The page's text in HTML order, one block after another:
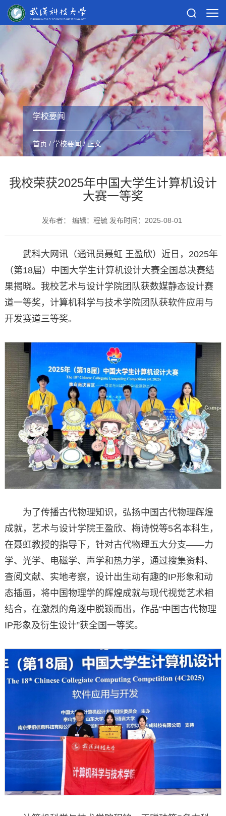
学校要闻
首页 / 学校要闻/ 正文
我校荣获2025年中国大学生计算机设计
大赛一等奖
发布者： 编辑：程毓 发布时间：2025-08-01
武科大网讯（通讯员聂虹 王盈欣）近日，2025年
（第18届）中国大学生计算机设计大赛全国总决赛结
果揭晓。我校艺术与设计学院团队获数媒静态设计赛
道一等奖，计算机科学与技术学院团队获软件应用与
开发赛道三等奖。
为了传播古代物理知识，弘扬中国古代物理辉煌
成就，艺术与设计学院王盈欣、梅诗悦等5名本科生 ，
在聂虹教授的指导下，针对古代物理五大分支——力
学、光学、电磁学、声学和热力学，通过搜集资料、
查阅文献、实地考察，设计出生动有趣的IP形象和动
态插画，将中国物理学的辉煌成就与现代视觉艺术相
结合，在激烈的角逐中脱颖而出，作品“中国古代物理
IP形象及衍生设计”获全国一等奖。